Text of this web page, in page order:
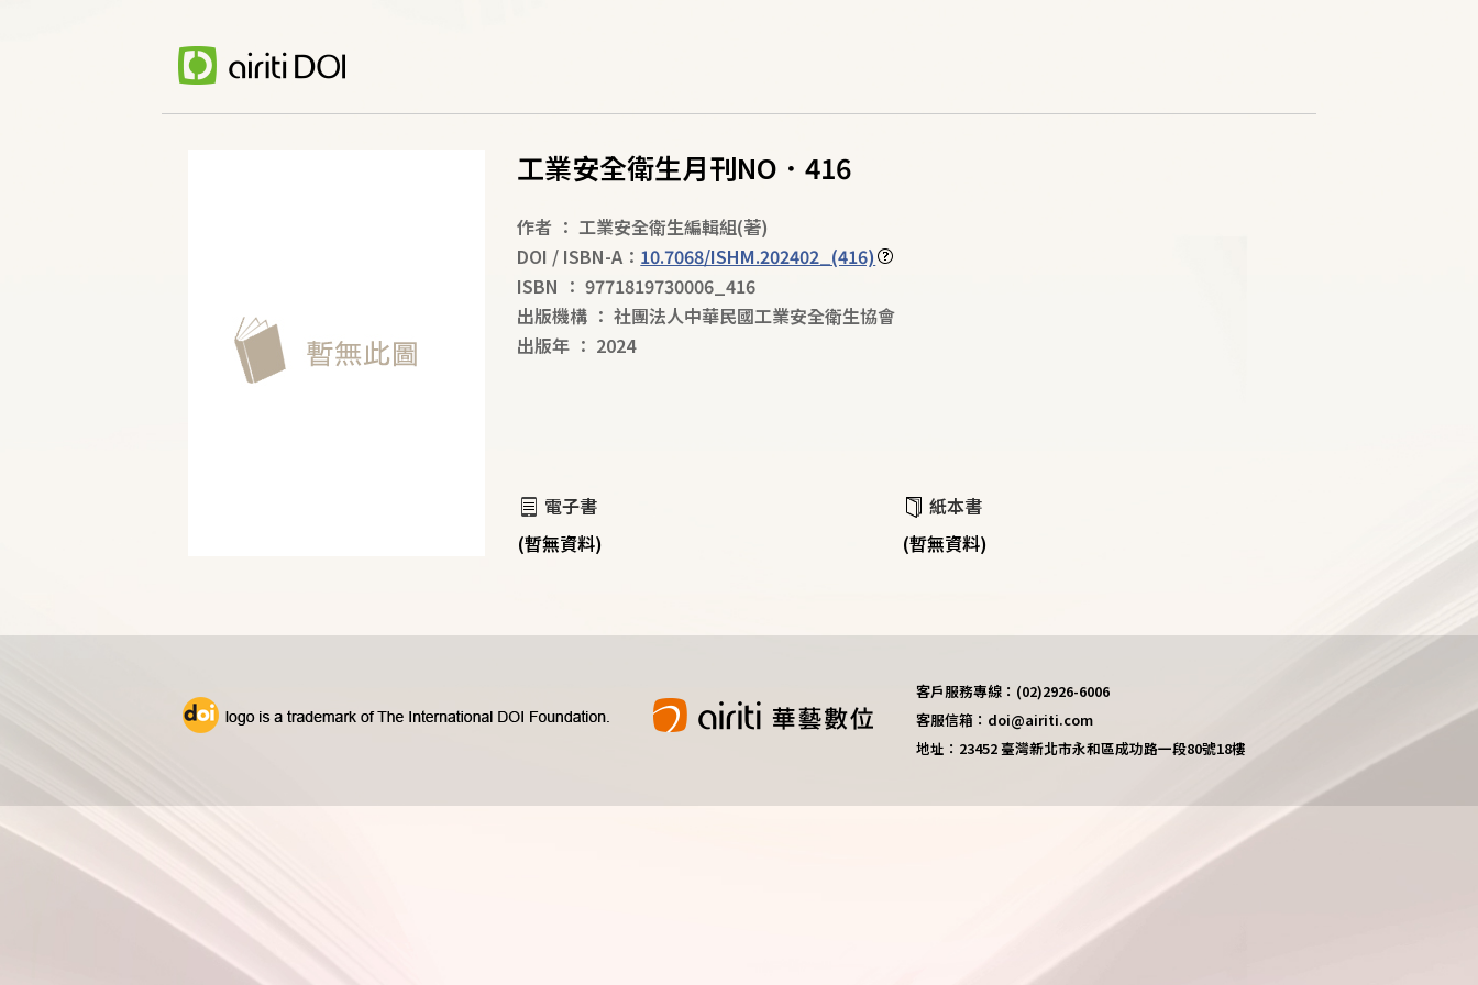
工業安全衛生月刊NO．416
作者 ： 工業安全衛生編輯組(著)
DOI / ISBN-A： 10.7068/ISHM.202402_(416)
ISBN ： 9771819730006_416
出版機構 ： 社團法人中華民國工業安全衛生協會
出版年 ： 2024
電子書
(暫無資料)
紙本書
(暫無資料)
客戶服務專線：(02)2926-6006
客服信箱：doi@airiti.com
地址：23452 臺灣新北市永和區成功路一段80號18樓